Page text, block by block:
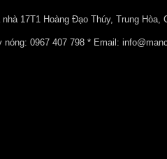
17T1 Hoàng Đạo Thúy, Trung Hòa,
nóng: 0967 407 798 * Email: